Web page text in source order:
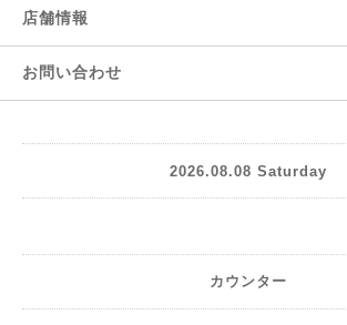
店舗情報
お問い合わせ
2026.08.08 Saturday
カウンター